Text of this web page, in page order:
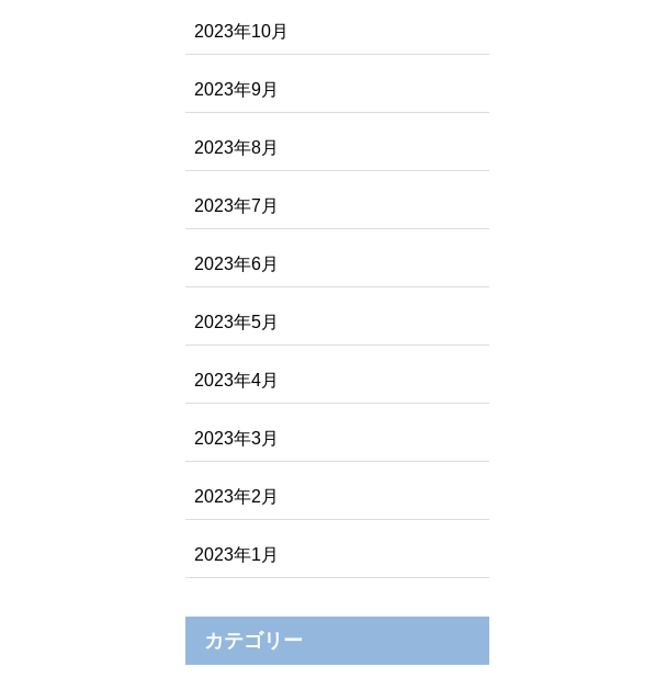
2023年10月
2023年9月
2023年8月
2023年7月
2023年6月
2023年5月
2023年4月
2023年3月
2023年2月
2023年1月
カテゴリー